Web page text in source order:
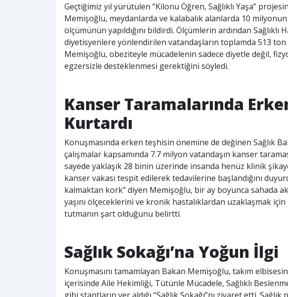
Geçtiğimiz yıl yürütülen “Kilonu Öğren, Sağlıklı Yaşa”
Memişoğlu, meydanlarda ve kalabalık alanlarda 10
ölçümünün yapıldığını bildirdi. Ölçümlerin ardından Sağlıklı
diyetisyenlere yönlendirilen vatandaşların toplamda 513 ton
Memişoğlu, obeziteyle mücadelenin sadece diyetle değil,
egzersizle desteklenmesi gerektiğini söyledi.
Kanser Taramalarında
Kurtardı
Konuşmasında erken teşhisin önemine de değinen Sağlık
çalışmalar kapsamında 7.7 milyon vatandaşın kanser
sayede yaklaşık 28 binin üzerinde insanda henüz klinik
kanser vakası tespit edilerek tedavilerine başlandığını
kalmaktan kork” diyen Memişoğlu, bir ay boyunca sahada
yaşını ölçeceklerini ve kronik hastalıklardan uzaklaşmak için
tutmanın şart olduğunu belirtti.
Sağlık Sokağı’na Yoğun İlgi
Konuşmasını tamamlayan Bakan Memişoğlu, takım
içerisinde Aile Hekimliği, Tütünle Mücadele, Sağlıklı